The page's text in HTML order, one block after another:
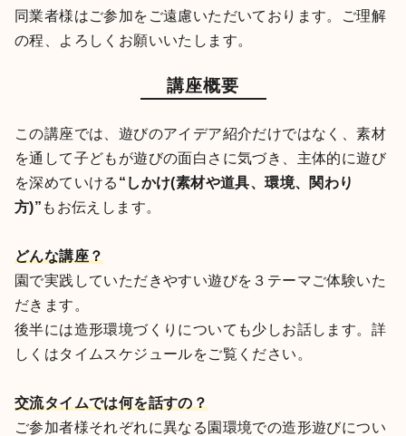
同業者様はご参加をご遠慮いただいております。ご理解
の程、よろしくお願いいたします。
講座概要
この講座では、遊びのアイデア紹介だけではなく、素材
を通して子どもが遊びの面白さに気づき、主体的に遊び
を深めていける “しかけ(素材や道具、環境、関わり
方)” もお伝えします。
どんな講座？
園で実践していただきやすい遊びを３テーマご体験いた
だきます。
後半には造形環境づくりについても少しお話します。詳
しくはタイムスケジュールをご覧ください。
交流タイムでは何を話すの？
ご参加者様それぞれに異なる園環境での造形遊びについ